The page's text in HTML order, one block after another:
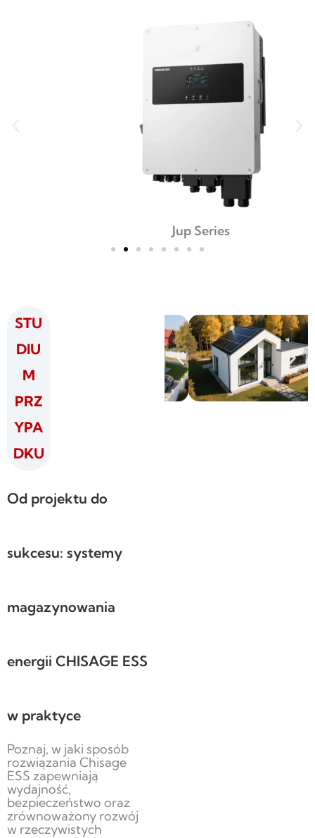
Jup Series
STU
DIU
M
PRZ
YPA
DKU
Od projektu do
sukcesu: systemy
magazynowania
energii CHISAGE ESS
w praktyce
Poznaj, w jaki sposób
rozwiązania Chisage
ESS zapewniają
wydajność,
bezpieczeństwo oraz
zrównoważony rozwój
w rzeczywistych